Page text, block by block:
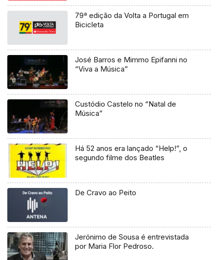
79ª edição da Volta a Portugal em
Bicicleta
José Barros e Mimmo Epifanni no
“Viva a Música”
Custódio Castelo no “Natal de
Música”
Há 52 anos era lançado “Help!”, o
segundo filme dos Beatles
De Cravo ao Peito
Jerónimo de Sousa é entrevistada
por Maria Flor Pedroso.